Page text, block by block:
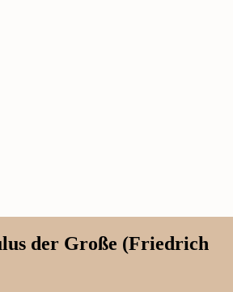
der Große (Friedrich